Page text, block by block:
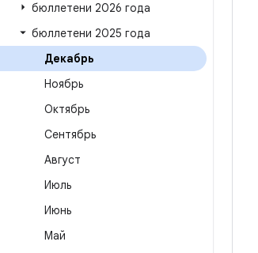
бюллетени 2026 года
бюллетени 2025 года
Декабрь
Ноябрь
Октябрь
Сентябрь
Август
Июль
Июнь
Май